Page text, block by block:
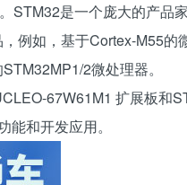
STM32是一个庞大的产品
例如，基于Cortex-M55的
2微处理器。
67W61M1 扩展板和
和开发应用。